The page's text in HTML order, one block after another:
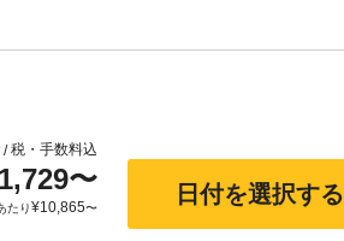
/税・手数料込
〜
たり¥10,865〜
日付を選択する